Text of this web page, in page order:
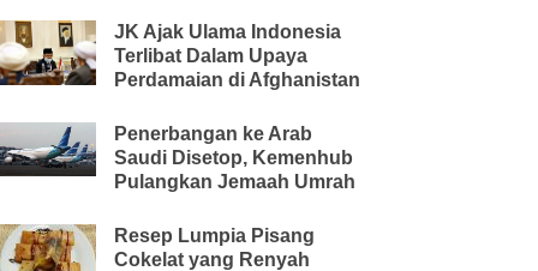
JK Ajak Ulama Indonesia
Terlibat Dalam Upaya
Perdamaian di Afghanistan
Penerbangan ke Arab
Saudi Disetop, Kemenhub
Pulangkan Jemaah Umrah
Resep Lumpia Pisang
Cokelat yang Renyah